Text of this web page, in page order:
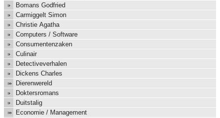
Bomans Godfried
Carmiggelt Simon
Christie Agatha
Computers / Software
Consumentenzaken
Culinair
Detectiveverhalen
Dickens Charles
Dierenwereld
Doktersromans
Duitstalig
Economie / Management